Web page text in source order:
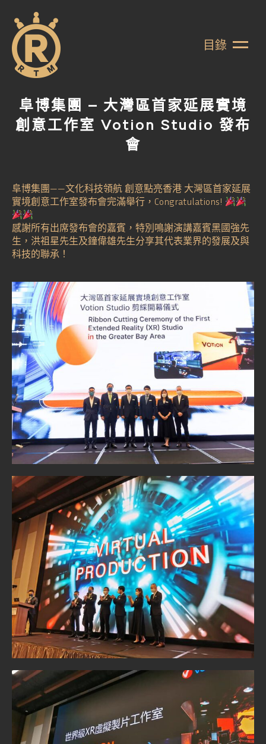
目錄
阜博集團 – 大灣區首家延展實境
創意工作室 Votion Studio 發布
會
阜博集團——文化科技領航 創意點亮香港 大灣區首家延展
實境創意工作室發布會完滿舉行，Congratulations!
感謝所有出席發布會的嘉賓，特別鳴謝演講嘉賓黑國強先
生，洪祖星先生及鐘偉雄先生分享其代表業界的發展及與
科技的聯承！